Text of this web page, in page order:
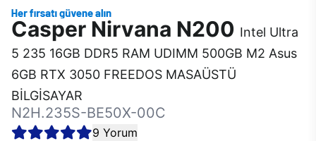
Casper Nirvana N200 Intel Ultra
5 235 16GB DDR5 RAM UDIMM 500GB M2 Asus
6GB RTX 3050 FREEDOS MASAÜSTÜ
BİLGİSAYAR
N2H.235S-BE50X-00C
9 Yorum